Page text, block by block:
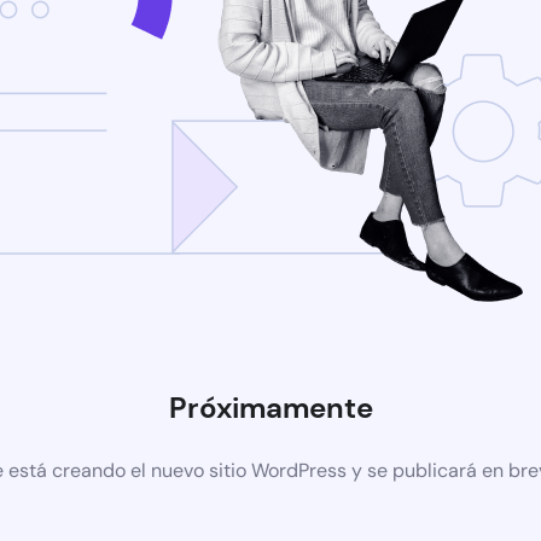
Próximamente
está creando el nuevo sitio WordPress y se publicará en